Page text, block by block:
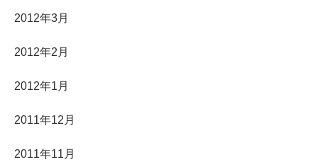
2012年3月
2012年2月
2012年1月
2011年12月
2011年11月